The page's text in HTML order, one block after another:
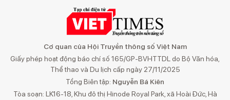
Cơ quan của Hội Truyền thông số Việt Nam
Giấy phép hoạt động báo chí số 165/GP-BVHTTDL do Bộ Văn hóa,
Thể thao và Du lịch cấp ngày 27/11/2025
Tổng Biên tập: Nguyễn Bá Kiên
Tòa soạn: LK16-18, Khu đô thị Hinode Royal Park, xã Hoài Đức, Hà